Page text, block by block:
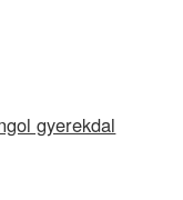
gyerekdal